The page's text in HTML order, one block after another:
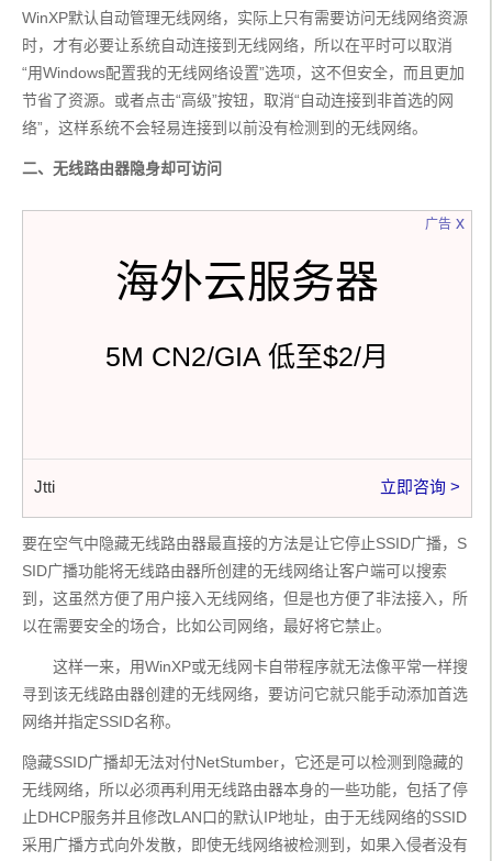
WinXP默认自动管理无线网络，实际上只有需要访问无线网络资源
时，才有必要让系统自动连接到无线网络，所以在平时可以取消
“用Windows配置我的无线网络设置”选项，这不但安全，而且更加
节省了资源。或者点击“高级”按钮，取消“自动连接到非首选的网
络”，这样系统不会轻易连接到以前没有检测到的无线网络。
二、无线路由器隐身却可访问
广告
海外云服务器
5M CN2/GIA 低至$2/月
Jtti 立即咨询 >
x
要在空气中隐藏无线路由器最直接的方法是让它停止SSID广播，S
SID广播功能将无线路由器所创建的无线网络让客户端可以搜索
到，这虽然方便了用户接入无线网络，但是也方便了非法接入，所
以在需要安全的场合，比如公司网络，最好将它禁止。
这样一来，用WinXP或无线网卡自带程序就无法像平常一样搜
寻到该无线路由器创建的无线网络，要访问它就只能手动添加首选
网络并指定SSID名称。
隐藏SSID广播却无法对付NetStumber，它还是可以检测到隐藏的
无线网络，所以必须再利用无线路由器本身的一些功能，包括了停
止DHCP服务并且修改LAN口的默认IP地址，由于无线网络的SSID
采用广播方式向外发散，即使无线网络被检测到，如果入侵者没有